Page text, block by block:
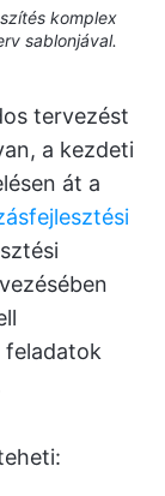
komplex
sablonjával.
tervezést
a kezdeti
át a
feladatok